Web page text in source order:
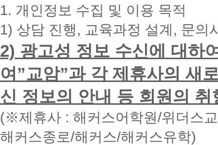
대
폰
입
력
시
면
빠
른
간
내
에
1. 개인정보 수집 및 이용 목적
1) 상담 진행, 교육과정 설계, 문의
2) 광고성 정보 수신에 대하
여”교암”과 각 제휴사의 새
신 정보의 안내 등 회원의
(※제휴사 : 해커스어학원/위더스
해커스종로/해커스/해커스유학)